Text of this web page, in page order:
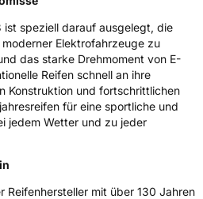
ist speziell darauf ausgelegt, die
Elektrofahrzeuge zu
das starke Drehmoment von E-
Reifen schnell an ihre
Konstruktion und fortschrittlichen
für eine sportliche und
jedem Wetter und zu jeder
Reifenhersteller mit über 130 Jahren